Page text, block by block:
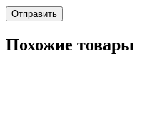
Похожие товары